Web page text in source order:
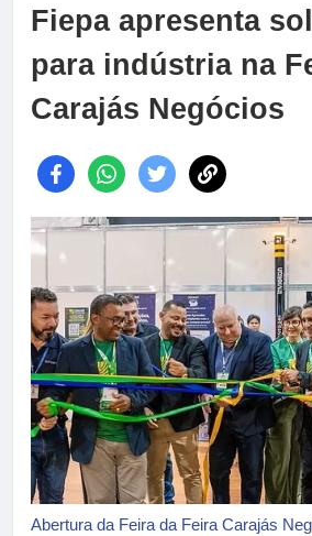
Fiepa apresenta
para indústria na
Carajás Negócios
Abertura da Feira da Feira Carajás